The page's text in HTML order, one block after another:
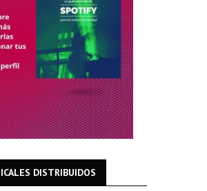
DISTRIBUIDOS